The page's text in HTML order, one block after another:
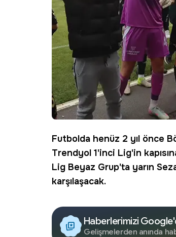
Futbolda henüz 2 yıl önce
Trendyol 1'inci Lig'in
Lig Beyaz Grup'ta yarın
karşılaşacak.
Haberlerimizi
Gelişmelerden anında